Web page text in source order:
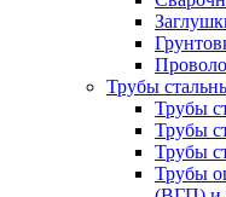
Трубы
Трубы
Трубы
Трубы
Трубы